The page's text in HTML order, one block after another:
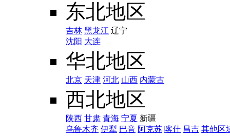
东北地区
吉林 黑龙江 辽宁
沈阳 大连
华北地区
北京 天津 河北 山西 内蒙古
西北地区
陕西 甘肃 青海 宁夏 新疆
乌鲁木齐 伊犁 巴音 阿克苏 喀什 昌吉 其他区